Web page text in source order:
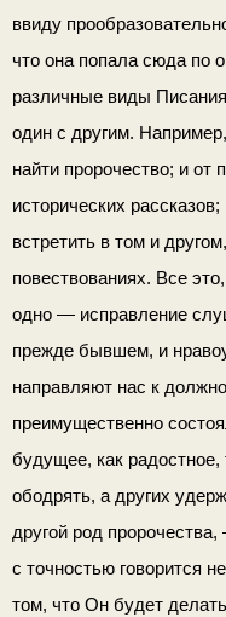
ввиду
что она попала сюда по
различные виды
один с другим.
найти пророчество; и
исторических
встретить в том и
повествованиях. Все
одно — исправление
прежде бывшем, и
направляют нас к
преимущественно
будущее, как радостное,
ободрять, а других
другой род
с точностью говорится
том, что Он будет